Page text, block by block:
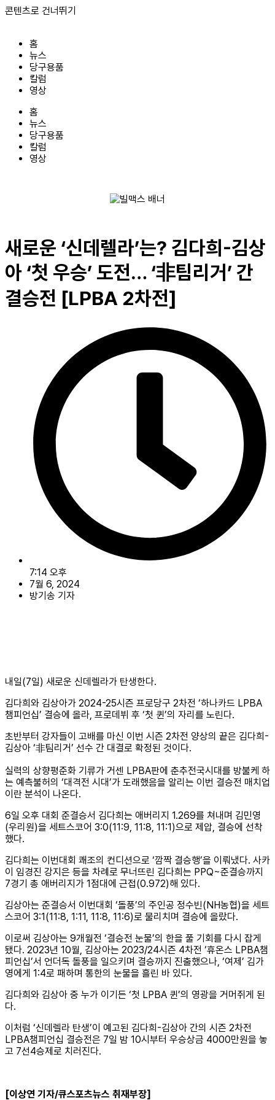
콘텐츠로 건너뛰기
홈
뉴스
당구용품
칼럼
영상
홈
뉴스
당구용품
칼럼
영상
새로운 ‘신데렐라’는? 김다희-김상
아 ‘첫 우승’ 도전… ‘非팀리거’ 간
결승전 [LPBA 2차전]
7:14 오후
7월 6, 2024
방기송 기자
내일(7일) 새로운 신데렐라가 탄생한다.
김다희와 김상아가 2024-25시즌 프로당구 2차전 ‘하나카드 LPBA
챔피언십’ 결승에 올라, 프로데뷔 후 ‘첫 퀸’의 자리를 노린다.
초반부터 강자들이 고배를 마신 이번 시즌 2차전 양상의 끝은 김다희-
김상아 ‘非팀리거’ 선수 간 대결로 확정된 것이다.
실력의 상향평준화 기류가 거센 LPBA판에 춘추전국시대를 방불케 하
는 예측불허의 ‘대격전 시대’가 도래했음을 알리는 이번 결승전 매치업
이란 분석이 나온다.
6일 오후 대회 준결승서 김다희는 애버리지 1.269를 쳐내며 김민영
(우리원)을 세트스코어 3:0(11:9, 11:8, 11:1)으로 제압, 결승에 선착
했다.
김다희는 이번대회 쾌조의 컨디션으로 ‘깜짝 결승행’을 이뤄냈다. 사카
이 임경진 강지은 등을 차례로 무너뜨린 김다희는 PPQ~준결승까지
7경기 총 애버리지가 1점대에 근접(0.972)해 있다.
김상아는 준결승서 이번대회 ‘돌풍’의 주인공 정수빈(NH농협)을 세트
스코어 3:1(11:8, 1:11, 11:8, 11:6)로 물리치며 결승에 올랐다.
이로써 김상아는 9개월전 ‘결승전 눈물’의 한을 풀 기회를 다시 잡게
됐다. 2023년 10월, 김상아는 2023/24시즌 4차전 ‘휴온스 LPBA챔
피언십’서 언더독 돌풍을 일으키며 결승까지 진출했으나, ‘여제’ 김가
영에게 1:4로 패하며 통한의 눈물을 흘린 바 있다.
김다희와 김상아 중 누가 이기든 ‘첫 LPBA 퀸’의 영광을 거머쥐게 된
다.
이처럼 ‘신데렐라 탄생’이 예고된 김다희-김상아 간의 시즌 2차전
LPBA챔피언십 결승전은 7일 밤 10시부터 우승상금 4000만원을 놓
고 7선4승제로 치러진다.
[이상연 기자/큐스포츠뉴스 취재부장]